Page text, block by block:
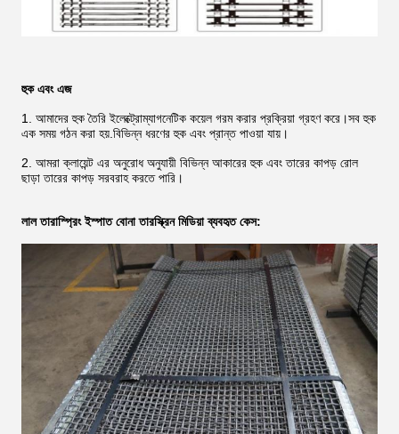
হুক এবং এজ
1. আমাদের হুক তৈরি ইলেক্ট্রোম্যাগনেটিক কয়েল গরম করার প্রক্রিয়া গ্রহণ করে।সব হুক
এক সময় গঠন করা হয়.বিভিন্ন ধরণের হুক এবং প্রান্ত পাওয়া যায়।
2. আমরা ক্লায়েন্ট এর অনুরোধ অনুযায়ী বিভিন্ন আকারের হুক এবং তারের কাপড় রোল
ছাড়া তারের কাপড় সরবরাহ করতে পারি।
লাল তারাস্প্রিং ইস্পাত বোনা তারস্ক্রিন মিডিয়া ব্যবহৃত কেস: